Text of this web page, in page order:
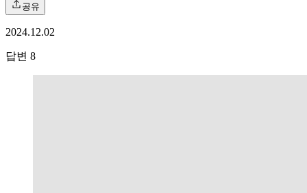
공유
2024.12.02
답변 8